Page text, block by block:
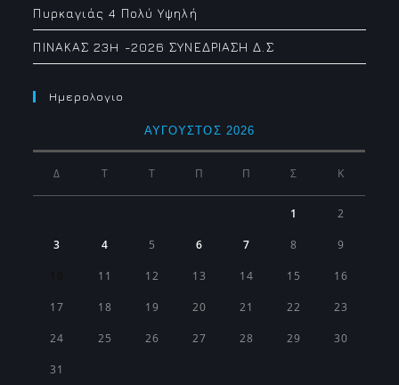
Πυρκαγιάς 4 Πολύ Υψηλή
ΠΙΝΑΚΑΣ 23H -2026 ΣΥΝΕΔΡΙΑΣΗ Δ.Σ
Ημερολογιο
ΑΎΓΟΥΣΤΟΣ 2026
Δ Τ Τ Π Π Σ Κ
1 2
3 4 5 6 7 8 9
11 12 13 14 15 16
17 18 19 20 21 22 23
24 25 26 27 28 29 30
31